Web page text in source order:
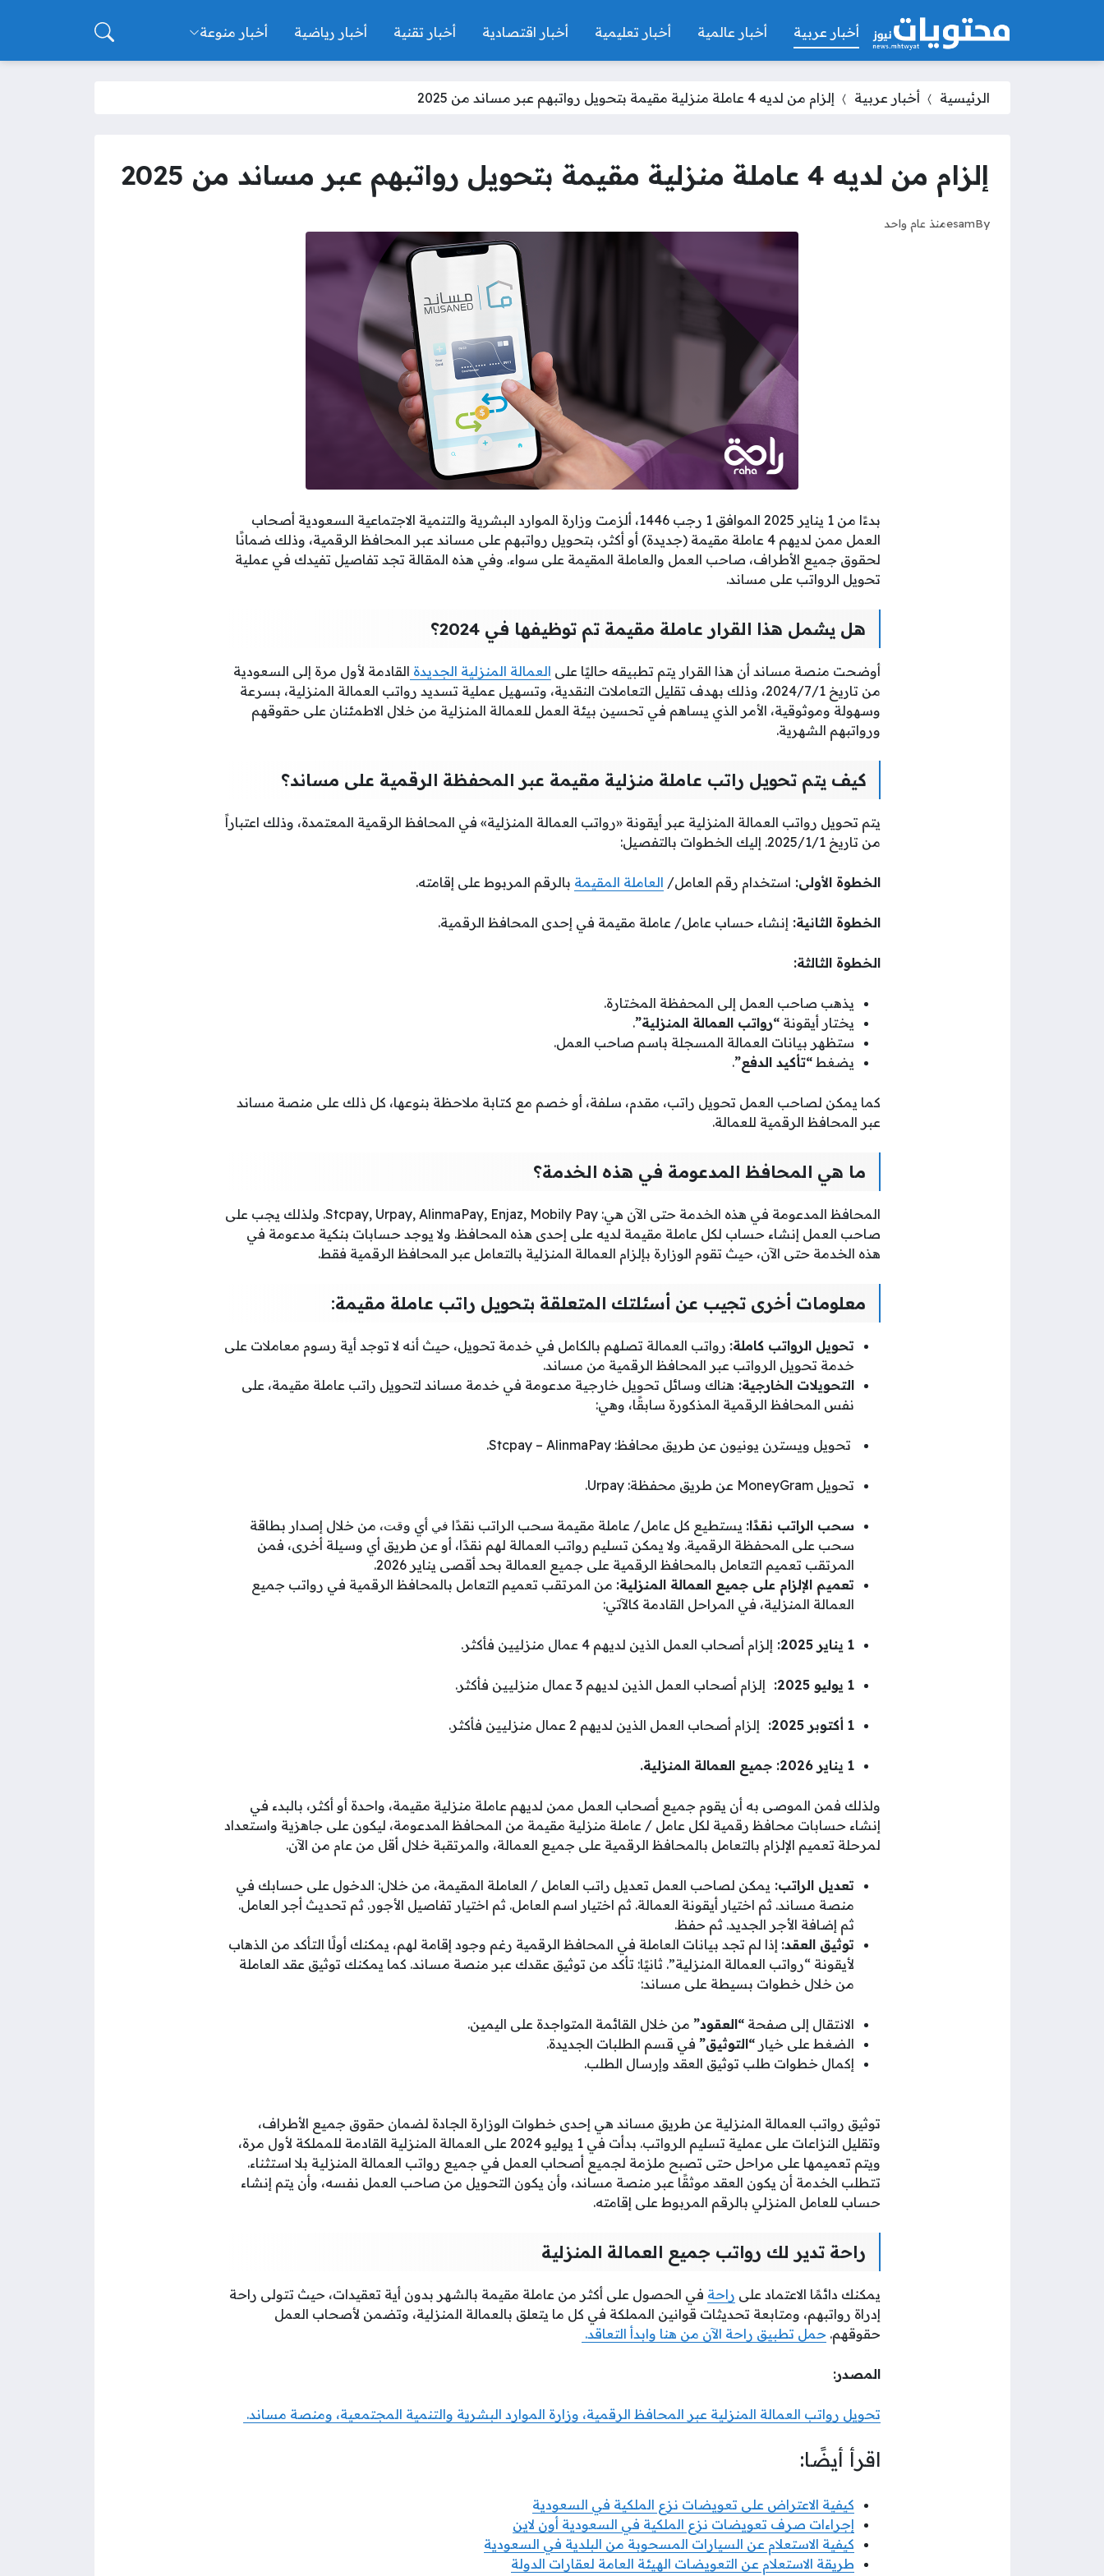
أخبار عربية أخبار عالمية أخبار تعليمية أخبار اقتصادية أخبار تقنية أخبار رياضية أخبار منوعة
الرئيسية أخبار عربية إلزام من لديه 4 عاملة منزلية مقيمة بتحويل رواتبهم عبر مساند من 2025
إلزام من لديه 4 عاملة منزلية مقيمة بتحويل رواتبهم عبر مساند من 2025
By
esamمنذ عام واحد
بدءًا من 1 يناير 2025 الموافق 1 رجب 1446، ألزمت وزارة الموارد البشرية والتنمية الاجتماعية السعودية أصحاب
العمل ممن لديهم 4 عاملة مقيمة (جديدة) أو أكثر، بتحويل رواتبهم على مساند عبر المحافظ الرقمية، وذلك ضمانًا
لحقوق جميع الأطراف، صاحب العمل والعاملة المقيمة على سواء. وفي هذه المقالة تجد تفاصيل تفيدك في عملية
تحويل الرواتب على مساند.
هل يشمل هذا القرار عاملة مقيمة تم توظيفها في 2024؟
أوضحت منصة مساند أن هذا القرار يتم تطبيقه حاليًا على العمالة المنزلية الجديدة القادمة لأول مرة إلى السعودية
من تاريخ 2024/7/1، وذلك بهدف تقليل التعاملات النقدية، وتسهيل عملية تسديد رواتب العمالة المنزلية، بسرعة
وسهولة وموثوقية، الأمر الذي يساهم في تحسين بيئة العمل للعمالة المنزلية من خلال الاطمئنان على حقوقهم
ورواتبهم الشهرية.
كيف يتم تحويل راتب عاملة منزلية مقيمة عبر المحفظة الرقمية على مساند؟
يتم تحويل رواتب العمالة المنزلية عبر أيقونة «رواتب العمالة المنزلية» في المحافظ الرقمية المعتمدة، وذلك اعتباراً
من تاريخ 2025/1/1. إليك الخطوات بالتفصيل:
الخطوة الأولى: استخدام رقم العامل/ العاملة المقيمة بالرقم المربوط على إقامته.
الخطوة الثانية: إنشاء حساب عامل/ عاملة مقيمة في إحدى المحافظ الرقمية.
الخطوة الثالثة:
يذهب صاحب العمل إلى المحفظة المختارة.
يختار أيقونة “رواتب العمالة المنزلية”.
ستظهر بيانات العمالة المسجلة باسم صاحب العمل.
يضغط “تأكيد الدفع”.
كما يمكن لصاحب العمل تحويل راتب، مقدم، سلفة، أو خصم مع كتابة ملاحظة بنوعها، كل ذلك على منصة مساند
عبر المحافظ الرقمية للعمالة.
ما هي المحافظ المدعومة في هذه الخدمة؟
المحافظ المدعومة في هذه الخدمة حتى الآن هي: Stcpay, Urpay, AlinmaPay, Enjaz, Mobily Pay. ولذلك يجب على
صاحب العمل إنشاء حساب لكل عاملة مقيمة لديه على إحدى هذه المحافظ. ولا يوجد حسابات بنكية مدعومة في
هذه الخدمة حتى الآن، حيث تقوم الوزارة بإلزام العمالة المنزلية بالتعامل عبر المحافظ الرقمية فقط.
معلومات أخرى تجيب عن أسئلتك المتعلقة بتحويل راتب عاملة مقيمة:
تحويل الرواتب كاملة: رواتب العمالة تصلهم بالكامل في خدمة تحويل، حيث أنه لا توجد أية رسوم معاملات على
خدمة تحويل الرواتب عبر المحافظ الرقمية من مساند.
التحويلات الخارجية: هناك وسائل تحويل خارجية مدعومة في خدمة مساند لتحويل راتب عاملة مقيمة، على
نفس المحافظ الرقمية المذكورة سابقًا، وهي:
تحويل ويسترن يونيون عن طريق محافظ: Stcpay – AlinmaPay.
تحويل MoneyGram عن طريق محفظة: Urpay.
سحب الراتب نقدًا: يستطيع كل عامل/ عاملة مقيمة سحب الراتب نقدًا ﻓﻲ أي وﻗﺖ، من خلال إصدار بطاقة
سحب على المحفظة الرقمية. ولا يمكن تسليم رواتب العمالة لهم نقدًا، أو عن طريق أي وسيلة أخرى، فمن
المرتقب تعميم التعامل بالمحافظ الرقمية على جميع العمالة بحد أقصى يناير 2026.
تعميم الإلزام على جميع العمالة المنزلية: من المرتقب تعميم التعامل بالمحافظ الرقمية في رواتب جميع
العمالة المنزلية، في المراحل القادمة كالآتي:
1 يناير 2025: إلزام أصحاب العمل الذين لديهم 4 عمال منزليين فأكثر.
1 يوليو 2025: إلزام أصحاب العمل الذين لديهم 3 عمال منزليين فأكثر.
1 أكتوبر 2025: إلزام أصحاب العمل الذين لديهم 2 عمال منزليين فأكثر.
1 يناير 2026: جميع العمالة المنزلية.
ولذلك فمن الموصى به أن يقوم جميع أصحاب العمل ممن لديهم عاملة منزلية مقيمة، واحدة أو أكثر، بالبدء في
إنشاء حسابات محافظ رقمية لكل عامل / عاملة منزلية مقيمة من المحافظ المدعومة، ليكون على جاهزية واستعداد
لمرحلة تعميم الإلزام بالتعامل بالمحافظ الرقمية على جميع العمالة، والمرتقبة خلال أقل من عام من الآن.
تعديل الراتب: يمكن لصاحب العمل تعديل راتب العامل / العاملة المقيمة، من خلال: الدخول على حسابك في
منصة مساند. ثم اختيار أيقونة العمالة. ثم اختيار اسم العامل. ثم اختيار تفاصيل الأجور. ثم تحديث أجر العامل.
ثم إضافة الأجر الجديد. ثم حفظ.
توثيق العقد: إذا لم تجد بيانات العاملة في المحافظ الرقمية رغم وجود إقامة لهم، يمكنك أولًا التأكد من الذهاب
لأيقونة “رواتب العمالة المنزلية”. ثانيًا: تأكد من توثيق عقدك عبر منصة مساند. كما يمكنك توثيق عقد العاملة
من خلال خطوات بسيطة على مساند:
الانتقال إلى صفحة “العقود” من خلال القائمة المتواجدة على اليمين.
الضغط على خيار “التوثيق” في قسم الطلبات الجديدة.
إكمال خطوات طلب توثيق العقد وإرسال الطلب.
توثيق رواتب العمالة المنزلية عن طريق مساند هي إحدى خطوات الوزارة الجادة لضمان حقوق جميع الأطراف،
وتقليل النزاعات على عملية تسليم الرواتب. بدأت في 1 يوليو 2024 على العمالة المنزلية القادمة للمملكة لأول مرة،
ويتم تعميمها على مراحل حتى تصبح ملزمة لجميع أصحاب العمل في جميع رواتب العمالة المنزلية بلا استثناء.
تتطلب الخدمة أن يكون العقد موثقًا عبر منصة مساند، وأن يكون التحويل من صاحب العمل نفسه، وأن يتم إنشاء
حساب للعامل المنزلي بالرقم المربوط على إقامته.
راحة تدير لك رواتب جميع العمالة المنزلية
يمكنك دائمًا الاعتماد على راحة في الحصول على أكثر من عاملة مقيمة بالشهر بدون أية تعقيدات، حيث تتولى راحة
إدراة رواتبهم، ومتابعة تحديثات قوانين المملكة في كل ما يتعلق بالعمالة المنزلية، وتضمن لأصحاب العمل
حقوقهم. حمل تطبيق راحة الآن من هنا وابدأ التعاقد.
المصدر:
تحويل رواتب العمالة المنزلية عبر المحافظ الرقمية، وزارة الموارد البشرية والتنمية المجتمعية، ومنصة مساند.
اقرأ أيضًا:
كيفية الاعتراض على تعويضات نزع الملكية في السعودية
إجراءات صرف تعويضات نزع الملكية في السعودية أون لاين
كيفية الاستعلام عن السيارات المسحوبة من البلدية في السعودية
طريقة الاستعلام عن التعويضات الهيئة العامة لعقارات الدولة